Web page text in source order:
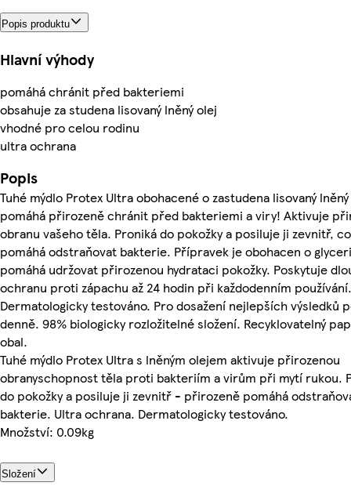
Popis produktu
Hlavní výhody
pomáhá chránit před bakteriemi
obsahuje za studena lisovaný lněný olej
vhodné pro celou rodinu
ultra ochrana
Popis
Tuhé mýdlo Protex Ultra obohacené o zastudena lisovaný
pomáhá přirozeně chránit před bakteriemi a viry! Aktivuje
obranu vašeho těla. Proniká do pokožky a posiluje ji zevnitř,
pomáhá odstraňovat bakterie. Přípravek je obohacen o
pomáhá udržovat přirozenou hydrataci pokožky. Poskytuje
ochranu proti zápachu až 24 hodin při každodenním používání.
Dermatologicky testováno. Pro dosažení nejlepších výsledků
denně. 98% biologicky rozložitelné složení. Recyklovatelný
obal.
Tuhé mýdlo Protex Ultra s lněným olejem aktivuje přirozenou
obranyschopnost těla proti bakteriím a virům při mytí rukou.
do pokožky a posiluje ji zevnitř - přirozeně pomáhá
bakterie. Ultra ochrana. Dermatologicky testováno.
Množství: 0.09kg
Složení